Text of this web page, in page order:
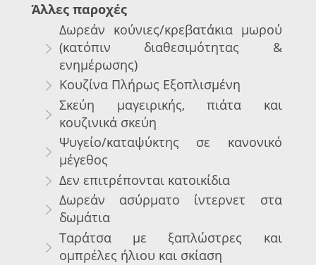
Άλλες παροχές
Δωρεάν κούνιες/κρεβατάκια μωρού
(κατόπιν διαθεσιμότητας &
ενημέρωσης)
Κουζίνα Πλήρως Εξοπλισμένη
Σκεύη μαγειρικής, πιάτα και
κουζινικά σκεύη
Ψυγείο/καταψύκτης σε κανονικό
μέγεθος
Δεν επιτρέπονται κατοικίδια
Δωρεάν ασύρματο ίντερνετ στα
δωμάτια
Ταράτσα με ξαπλώστρες και
ομπρέλες ήλιου και σκίαση